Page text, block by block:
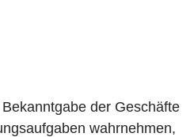
der Geschäfte
wahrnehmen,